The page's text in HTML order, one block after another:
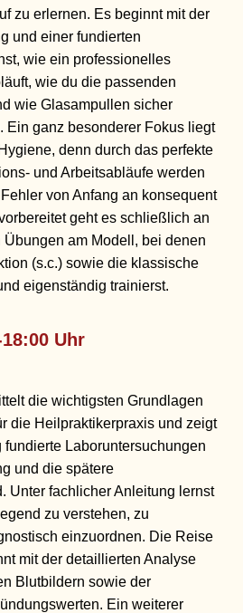
zu erlernen. Es beginnt mit der
und einer fundierten
wie ein professionelles
wie du die passenden
wie Glasampullen sicher
Ein ganz besonderer Fokus liegt
denn durch das perfekte
und Arbeitsabläufe werden
von Anfang an konsequent
geht es schließlich an
am Modell, bei denen
(s.c.) sowie die klassische
eigenständig trainierst.
Uhr
die wichtigsten Grundlagen
die Heilpraktikerpraxis und zeigt
Laboruntersuchungen
und die spätere
Unter fachlicher Anleitung lernst
zu verstehen, zu
einzuordnen. Die Reise
mit der detaillierten Analyse
Blutbildern sowie der
Ein weiterer